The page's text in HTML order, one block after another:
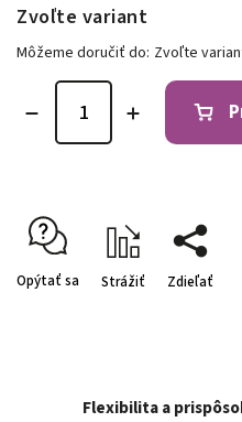
Zvoľte variant
Môžeme doručiť do: Zvoľte
Opýtať sa Strážiť Zdieľať
Flexibilita a